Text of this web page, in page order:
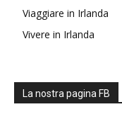
Viaggiare in Irlanda
Vivere in Irlanda
La nostra pagina FB